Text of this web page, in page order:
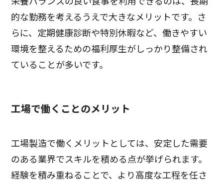
的な勤務を考えるうえで大きなメリットです。さ
らに、定期健康診断や特別休暇など、働きやすい
環境を整えるための福利厚生がしっかり整備され
ていることが多いです。
工場で働くことのメリット
工場製造で働くメリットとしては、安定した需要
のある業界でスキルを積める点が挙げられます。
経験を積み重ねることで、より高度な工程を任さ